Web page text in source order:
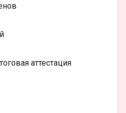
аттестация